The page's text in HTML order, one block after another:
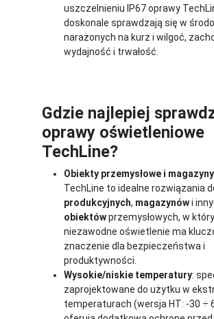
uszczelnieniu IP67 oprawy
doskonale sprawdzają się w
narażonych na kurz i wilgoć,
wydajność i trwałość.
Gdzie najlepiej
oprawy oświetleniowe
TechLine?
Obiekty przemysłowe i magazyny
TechLine to idealne rozwiązania
produkcyjnych, magazynówi
obiektówprzemysłowych, w
niezawodne oświetlenie ma
znaczenie dla bezpieczeństwa i
produktywności.
Wysokie/niskie temperatury:
zaprojektowane do użytku w
temperaturach (wersja HT: -30 ÷